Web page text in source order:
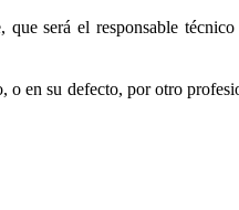
será el responsable
en su defecto, por otro